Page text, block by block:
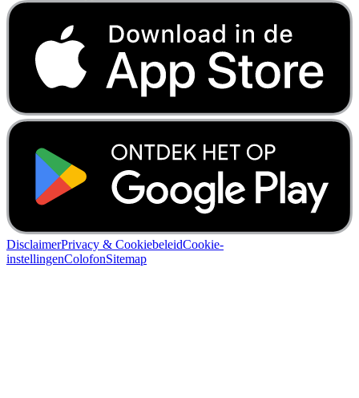
DisclaimerPrivacy & CookiebeleidCookie-
instellingenColofonSitemap